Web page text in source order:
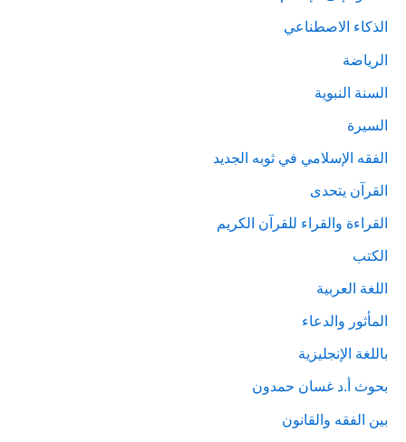
الذكاء الاصطناعي
الرياضة
السنة النبوية
السيرة
الفقه الإسلامي في ثوبه الجديد
القرآن يتحدى
القراءة والقراء للقرآن الكريم
الكتب
اللغة العربية
المأثور والدعاء
باللغة الإنجليزية
بحوث أ.د غسان حمدون
بين الفقه والقانون